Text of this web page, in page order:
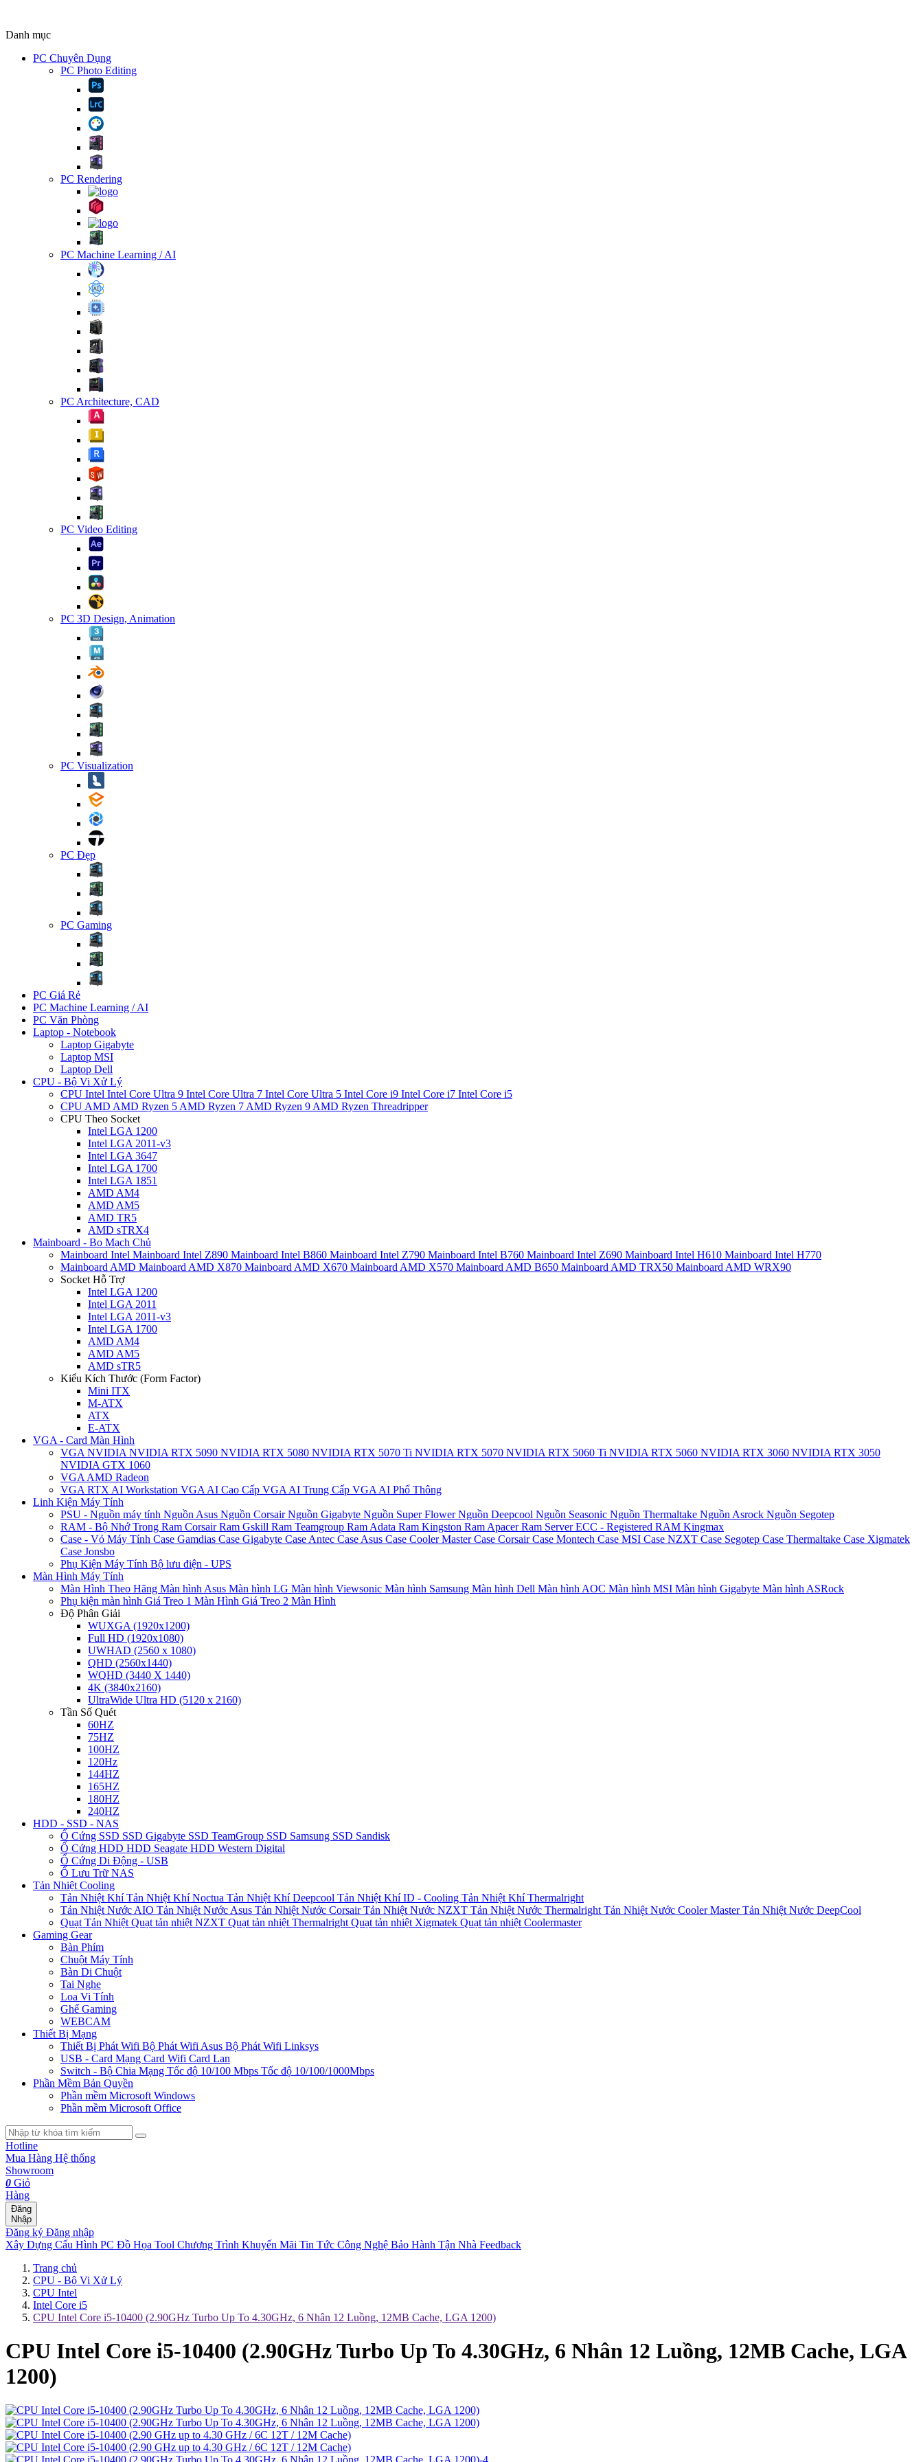
Danh mục
PC Chuyên Dụng
PC Photo Editing
PC Rendering
PC Machine Learning / AI
PC Architecture, CAD
PC Video Editing
PC 3D Design, Animation
PC Visualization
PC Đẹp
PC Gaming
PC Giá Rẻ
PC Machine Learning / AI
PC Văn Phòng
Laptop - Notebook
Laptop Gigabyte
Laptop MSI
Laptop Dell
CPU - Bộ Vi Xử Lý
CPU Intel Intel Core Ultra 9 Intel Core Ultra 7 Intel Core Ultra 5 Intel Core i9 Intel Core i7 Intel Core i5
CPU AMD AMD Ryzen 5 AMD Ryzen 7 AMD Ryzen 9 AMD Ryzen Threadripper
CPU Theo Socket
Intel LGA 1200
Intel LGA 2011-v3
Intel LGA 3647
Intel LGA 1700
Intel LGA 1851
AMD AM4
AMD AM5
AMD TR5
AMD sTRX4
Mainboard - Bo Mạch Chủ
Mainboard Intel Mainboard Intel Z890 Mainboard Intel B860 Mainboard Intel Z790 Mainboard Intel B760 Mainboard Intel Z690 Mainboard Intel H610 Mainboard Intel H770
Mainboard AMD Mainboard AMD X870 Mainboard AMD X670 Mainboard AMD X570 Mainboard AMD B650 Mainboard AMD TRX50 Mainboard AMD WRX90
Socket Hỗ Trợ
Intel LGA 1200
Intel LGA 2011
Intel LGA 2011-v3
Intel LGA 1700
AMD AM4
AMD AM5
AMD sTR5
Kiểu Kích Thước (Form Factor)
Mini ITX
M-ATX
ATX
E-ATX
VGA - Card Màn Hình
VGA NVIDIA NVIDIA RTX 5090 NVIDIA RTX 5080 NVIDIA RTX 5070 Ti NVIDIA RTX 5070 NVIDIA RTX 5060 Ti NVIDIA RTX 5060 NVIDIA RTX 3060 NVIDIA RTX 3050
NVIDIA GTX 1060
VGA AMD Radeon
VGA RTX AI Workstation VGA AI Cao Cấp VGA AI Trung Cấp VGA AI Phổ Thông
Linh Kiện Máy Tính
PSU - Nguồn máy tính Nguồn Asus Nguồn CorsairNguồn Gigabyte Nguồn Super FlowerNguồn Deepcool Nguồn Seasonic Nguồn Thermaltake Nguồn Asrock Nguồn Segotep
RAM - Bộ Nhớ Trong Ram CorsairRam Gskill Ram Teamgroup Ram Adata Ram Kingston Ram ApacerRam Server ECC - Registered RAM Kingmax
Case - Vỏ Máy Tính Case Gamdias Case Gigabyte Case Antec Case Asus Case Cooler MasterCase CorsairCase Montech Case MSI Case NZXT Case Segotep Case Thermaltake Case Xigmatek
Case Jonsbo
Phụ Kiện Máy Tính Bộ lưu điện - UPS
Màn Hình Máy Tính
Màn Hình Theo Hãng Màn hình Asus Màn hình LG Màn hình Viewsonic Màn hình Samsung Màn hình Dell Màn hình AOC Màn hình MSI Màn hình Gigabyte Màn hình ASRock
Phụ kiện màn hình Giá Treo 1 Màn Hình Giá Treo 2 Màn Hình
Độ Phân Giải
WUXGA (1920x1200)
Full HD (1920x1080)
UWHAD (2560 x 1080)
QHD (2560x1440)
WQHD (3440 X 1440)
4K (3840x2160)
UltraWide Ultra HD (5120 x 2160)
Tần Số Quét
60HZ
75HZ
100HZ
120Hz
144HZ
165HZ
180HZ
240HZ
HDD - SSD - NAS
Ổ Cứng SSD SSD Gigabyte SSD TeamGroup SSD Samsung SSD Sandisk
Ổ Cứng HDD HDD Seagate HDD Western Digital
Ổ Cứng Di Động - USB
Ổ Lưu Trữ NAS
Tản Nhiệt Cooling
Tản Nhiệt KhíTản Nhiệt Khí Noctua Tản Nhiệt Khí Deepcool Tản Nhiệt Khí ID - Cooling Tản Nhiệt Khí Thermalright
Tản Nhiệt Nước AIO Tản Nhiệt Nước Asus Tản Nhiệt Nước CorsairTản Nhiệt Nước NZXT Tản Nhiệt Nước Thermalright Tản Nhiệt Nước Cooler MasterTản Nhiệt Nước DeepCool
Quạt Tản Nhiệt Quạt tản nhiệt NZXT Quạt tản nhiệt Thermalright Quạt tản nhiệt Xigmatek Quạt tản nhiệt Coolermaster
Gaming Gear
Bàn Phím
Chuột Máy Tính
Bàn Di Chuột
Tai Nghe
Loa Vi Tính
Ghế Gaming
WEBCAM
Thiết Bị Mạng
Thiết Bị Phát Wifi Bộ Phát Wifi Asus Bộ Phát Wifi Linksys
USB - Card Mạng Card Wifi Card Lan
Switch - Bộ Chia Mạng Tốc độ 10/100 Mbps Tốc độ 10/100/1000Mbps
Phần Mềm Bản Quyền
Phần mềm Microsoft Windows
Phần mềm Microsoft Office
Hotline
Mua Hàng Hệ thống
Showroom
0 Giỏ
Hàng
Đăng
Nhập
Đăng ký Đăng nhập
Xây Dựng Cấu Hình PC Đồ Họa Tool Chương Trình Khuyến Mãi Tin Tức Công Nghệ Bảo Hành Tận Nhà Feedback
Trang chủ
CPU - Bộ Vi Xử Lý
CPU Intel
Intel Core i5
CPU Intel Core i5-10400 (2.90GHz Turbo Up To 4.30GHz, 6 Nhân 12 Luồng, 12MB Cache, LGA 1200)
CPU Intel Core i5-10400 (2.90GHz Turbo Up To 4.30GHz, 6 Nhân 12 Luồng, 12MB Cache, LGA
1200)